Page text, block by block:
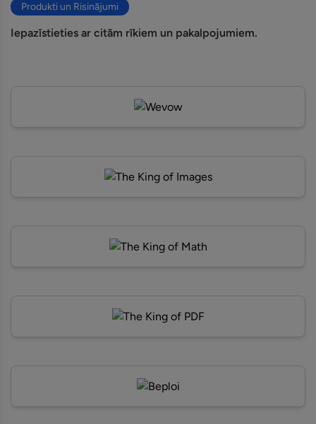
Produkti un Risinājumi
Iepazīstieties ar citām rīkiem un pakalpojumiem.